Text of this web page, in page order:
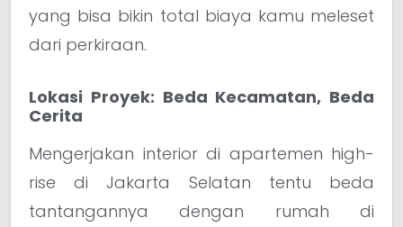
yang bisa bikin total biaya kamu meleset
dari perkiraan.
Lokasi Proyek: Beda Kecamatan, Beda
Cerita
Mengerjakan interior di apartemen high-
rise di Jakarta Selatan tentu beda
tantangannya dengan rumah di